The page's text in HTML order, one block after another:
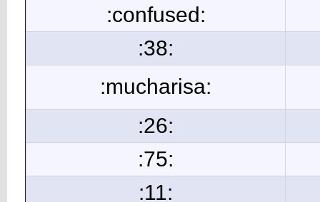
:confused:
:38:
:mucharisa:
:26:
:75:
:11: